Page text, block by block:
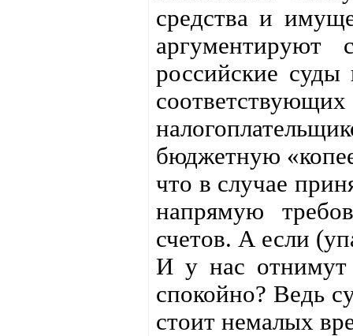
средства и
российские
бюджетную
что в случае
напрямую
счетов. А если
И у нас
спокойно? Ведь
стоит немалых